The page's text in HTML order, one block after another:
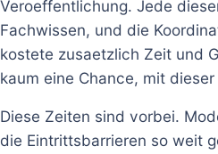
Veroeffentlichung. Jede
Fachwissen, und die
kostete zusaetzlich Zeit und
kaum eine Chance, mit
Diese Zeiten sind vorbei.
die Eintrittsbarrieren so weit